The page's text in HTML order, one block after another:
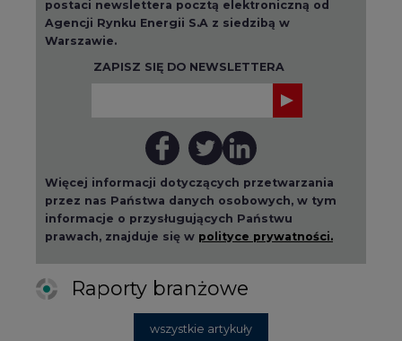
postaci newslettera pocztą elektroniczną od
Agencji Rynku Energii S.A z siedzibą w
Warszawie.
ZAPISZ SIĘ DO NEWSLETTERA
Więcej informacji dotyczących przetwarzania
przez nas Państwa danych osobowych, w tym
informacje o przysługujących Państwu
prawach, znajduje się w polityce prywatności.
Raporty branżowe
wszystkie artykuły